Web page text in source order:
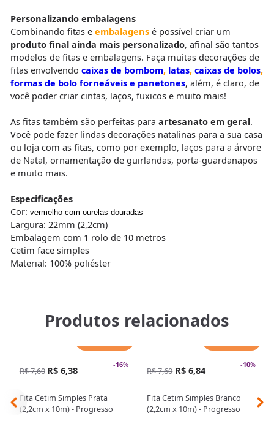
Personalizando embalagens
Combinando fitas e embalagensé possível criar um
produto final ainda mais personalizado, afinal são tantos
modelos de fitas e embalagens. Faça muitas decorações de
fitas envolvendo caixas de bombom, latas, caixas de bolos,
formas de bolo forneáveis e panetones, além, é claro, de
você poder criar cintas, laços, fuxicos e muito mais!
As fitas também são perfeitas para artesanato em geral.
Você pode fazer lindas decorações natalinas para a sua casa
ou loja com as fitas, como por exemplo, laços para a árvore
de Natal, ornamentação de guirlandas, porta-guardanapos
e muito mais.
Especificações
Cor: vermelho com ourelas douradas
Largura: 22mm (2,2cm)
Embalagem com 1 rolo de 10 metros
Cetim face simples
Material: 100% poliéster
Produtos relacionados
-16%
R$ 7,60 R$ 6,38
Fita Cetim Simples Prata
(2,2cm x 10m) - Progresso
-10%
R$ 7,60 R$ 6,84
Fita Cetim Simples Branco
(2,2cm x 10m) - Progresso